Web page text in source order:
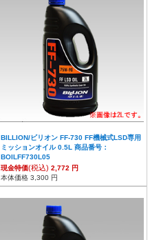
BILLION/ビリオン FF-730 FF機械式LSD専用
ミッションオイル 0.5L 商品番号：
BOILFF730L05
現金特価(税込) 2,772 円
本体価格 3,300 円